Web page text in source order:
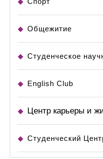
Общежитие
Студенческое
English Club
Центр карьеры и
Студенческий